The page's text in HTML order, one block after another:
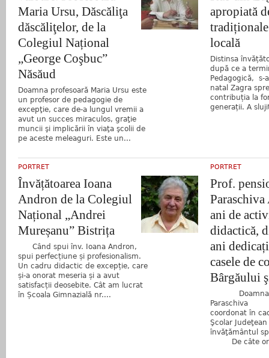
Maria Ursu, Dăscăliţa
dăscăliţelor, de la
Colegiul Național
„George Coşbuc”
Năsăud
Doamna profesoară Maria Ursu este
un profesor de pedagogie de
excepţie, care de-a lungul vremii a
avut un succes miraculos, graţie
muncii şi implicării în viaţa şcolii de
pe aceste meleaguri. Este un...
apropiată
locală
Distinsa
după ce a
Pedagogică, s-
natal Zagra
contribuția la
generații. A
PORTRET
Învățătoarea Ioana
Andron de la Colegiul
Național „Andrei
Mureșanu” Bistrița
Când spui înv. Ioana Andron,
spui perfecțiune și profesionalism.
Un cadru didactic de excepție, care
și-a onorat meseria și a avut
satisfacții deosebite. Cât am lucrat
în Școala Gimnazială nr....
PORTRET
Prof.
ani de
didactică,
ani
casele de
Bârgăului
Doamna
Paraschiva
coordonat în
Şcolar
învăţământul
De câte